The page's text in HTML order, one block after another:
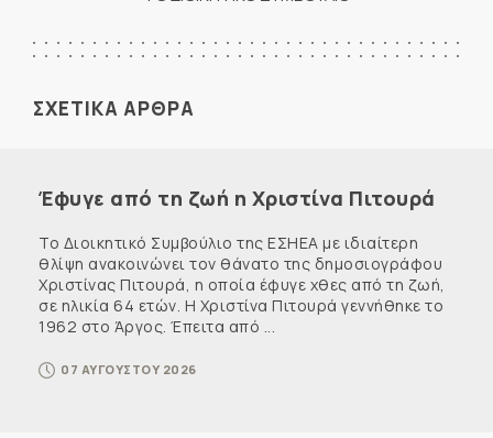
ΣΧΕΤΙΚΑ ΑΡΘΡΑ
Έφυγε από τη ζωή η Χριστίνα Πιτουρά
Το Διοικητικό Συμβούλιο της ΕΣΗΕΑ με ιδιαίτερη
θλίψη ανακοινώνει τον θάνατο της δημοσιογράφου
Χριστίνας Πιτουρά, η οποία έφυγε χθες από τη ζωή,
σε ηλικία 64 ετών. Η Χριστίνα Πιτουρά γεννήθηκε το
1962 στο Άργος. Έπειτα από ...
07 ΑΥΓΟΥΣΤΟΥ 2026